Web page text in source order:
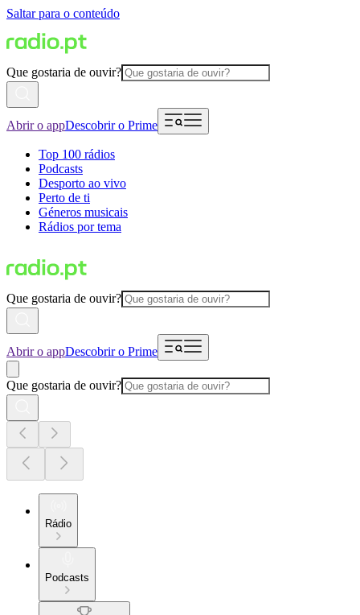
Saltar para o conteúdo
Que gostaria de ouvir?
Abrir o appDescobrir o Prime
Top 100 rádios
Podcasts
Desporto ao vivo
Perto de ti
Géneros musicais
Rádios por tema
Que gostaria de ouvir?
Abrir o appDescobrir o Prime
Que gostaria de ouvir?
Rádio
Podcasts